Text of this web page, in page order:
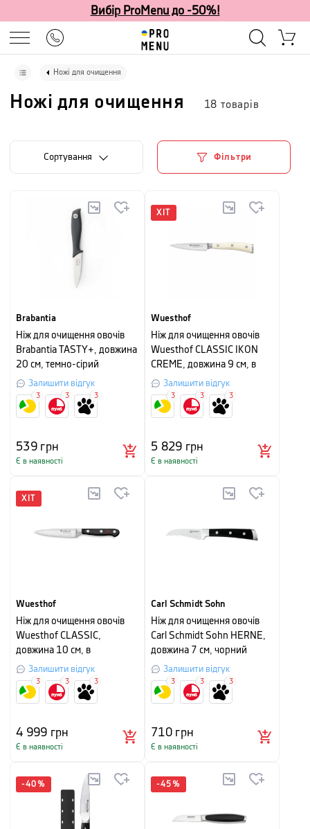
Вибір ProMenu до -50%!
Ножі для очищення
Ножі для очищення 18 товарів
Сортування Фільтри
Brabantia
Ніж для очищення овочів
Brabantia TASTY+, довжина
20 см, темно-сірий
Залишити відгук
539грн
Є в наявності
3 3 3
ХІТ
Wuesthof
Ніж для очищення овочів
Wuesthof CLASSIC IKON
CREME, довжина 9 см, в
картонному пакуванні
Залишити відгук
5 829 грн
Є в наявності
3 3 3
ХІТ
Wuesthof
Ніж для очищення овочів
Wuesthof CLASSIC,
довжина 10 см, в
картонному пакуванні
Залишити відгук
4 999 грн
Є в наявності
3 3 3
Carl Schmidt Sohn
Ніж для очищення овочів
Carl Schmidt Sohn HERNE,
довжина 7 см, чорний
Залишити відгук
710грн
Є в наявності
3 3 3
-40 % -45 %